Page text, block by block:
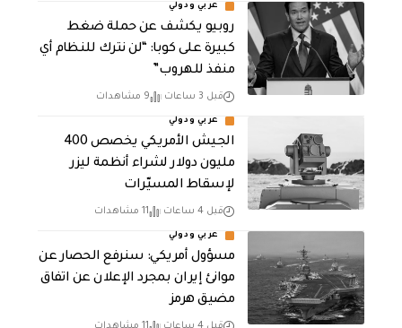
عربي ودولي
روبيو يكشف عن حملة ضغط
كبيرة على كوبا: “لن نترك للنظام أي
منفذ للهروب”
قبل 3 ساعات 9 مشاهدات
عربي ودولي
الجيش الأمريكي يخصص 400
مليون دولار لشراء أنظمة ليزر
لإسقاط المسيّرات
قبل 4 ساعات 11 مشاهدات
عربي ودولي
مسؤول أمريكي: سنرفع الحصار عن
موانئ إيران بمجرد الإعلان عن اتفاق
مضيق هرمز
قبل 4 ساعات 11 مشاهدات